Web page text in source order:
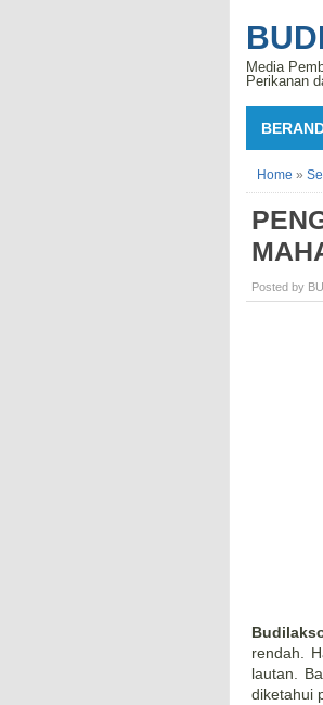
Media
Perikanan
Home »
Posted by
rendah.
lautan.
diketahui